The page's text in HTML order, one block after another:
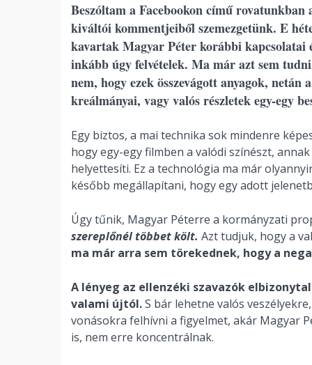
Beszóltam a Facebookon című
kiváltói kommentjeiből szemezgetünk. E
kavartak Magyar Péter korábbi kapcsolatai
inkább úgy felvételek. Ma már azt sem
nem, hogy ezek összevágott anyagok,
kreálmányai, vagy valós részletek egy-egy
Egy biztos, a mai technika sok mindenre
hogy egy-egy filmben a valódi színészt,
helyettesíti. Ez a technológia ma már
később megállapítani, hogy egy adott
Úgy tűnik, Magyar Péterre a kormányzati
szereplőnél többet költ. Azt tudjuk, hogy a
ma már arra sem törekednek, hogy a
A lényeg az ellenzéki szavazók
valami újtól.S bár lehetne valós
vonásokra felhívni a figyelmet, akár Magyar
is, nem erre koncentrálnak.